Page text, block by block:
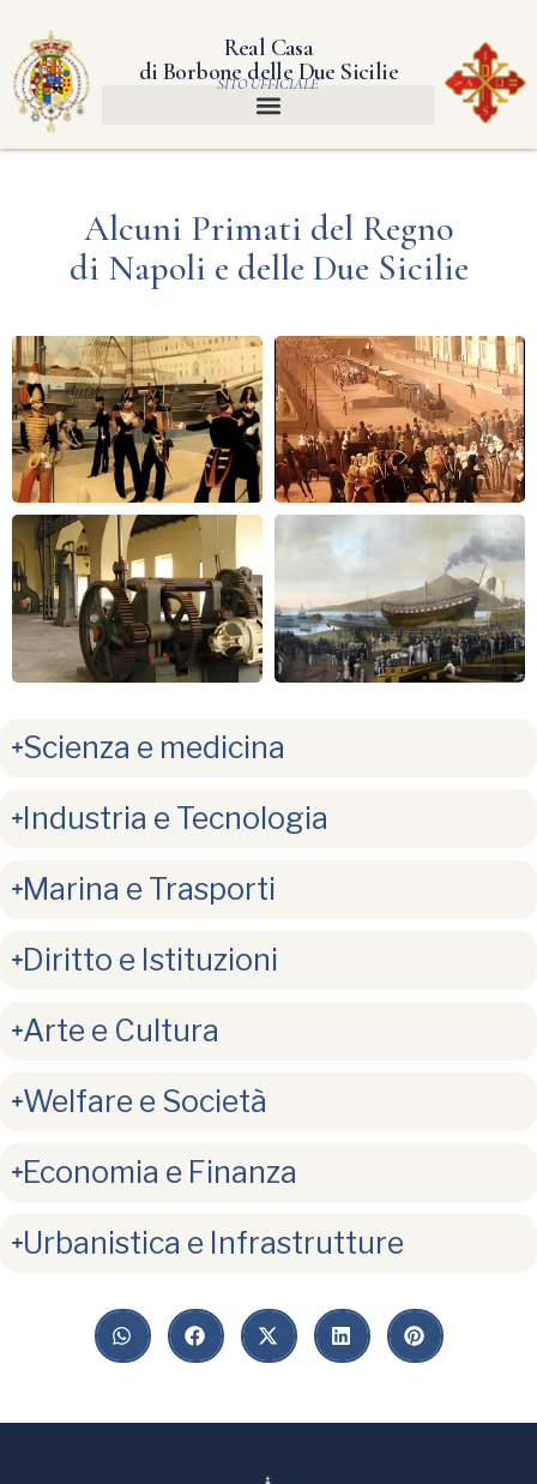
Real Casa
di Borbone delle Due Sicilie
SITO UFFICIALE
Alcuni Primati del Regno
di Napoli e delle Due Sicilie
Scienza e medicina
Industria e Tecnologia
Marina e Trasporti
Diritto e Istituzioni
Arte e Cultura
Welfare e Società
Economia e Finanza
Urbanistica e Infrastrutture